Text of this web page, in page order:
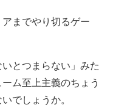
までやり切るゲー
とつまらない」みた
ム至上主義のちょう
でしょうか。